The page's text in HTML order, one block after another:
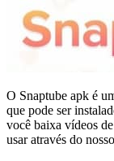
O Snaptube apk é
que pode ser
você baixa vídeos
usar através do